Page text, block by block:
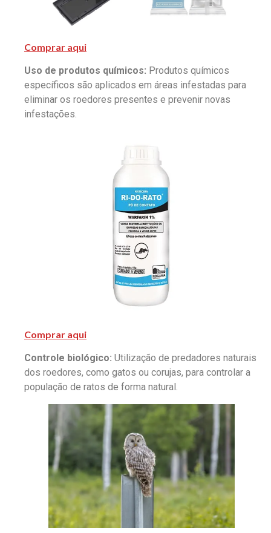
Comprar aqui
Uso de produtos químicos: Produtos químicos
específicos são aplicados em áreas infestadas para
eliminar os roedores presentes e prevenir novas
infestações.
Comprar aqui
Controle biológico: Utilização de predadores naturais
dos roedores, como gatos ou corujas, para controlar a
população de ratos de forma natural.